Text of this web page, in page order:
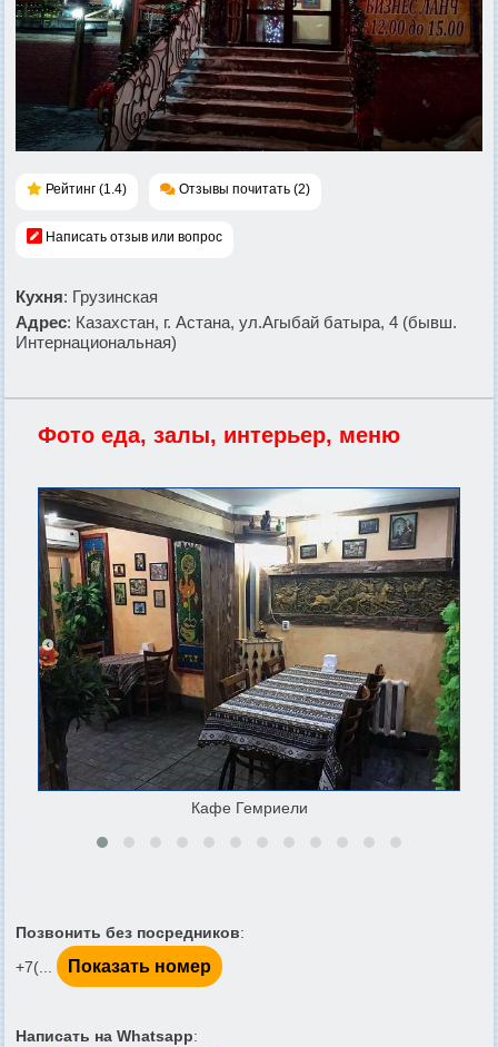
Рейтинг (1.4) Отзывы почитать (2)
Написать отзыв или вопрос
Кухня: Грузинская
Адрес: Казахстан, г. Астана, ул.Агыбай батыра, 4 (бывш.
Интернациональная)
Фото еда, залы, интерьер, меню
Кафе Гемриели
Позвонить без посредников:
+7(...
Показать номер
Написать на Whatsapp: